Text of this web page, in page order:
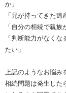
か」
「兄が持ってきた遺
「自分の相続で親
「判断能力がなく
たい」
上記のようなお悩み
相続問題は発生した